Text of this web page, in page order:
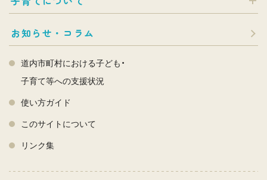
お知らせ・コラム
道内市町村における子ども・
子育て等への支援状況
使い方ガイド
このサイトについて
リンク集